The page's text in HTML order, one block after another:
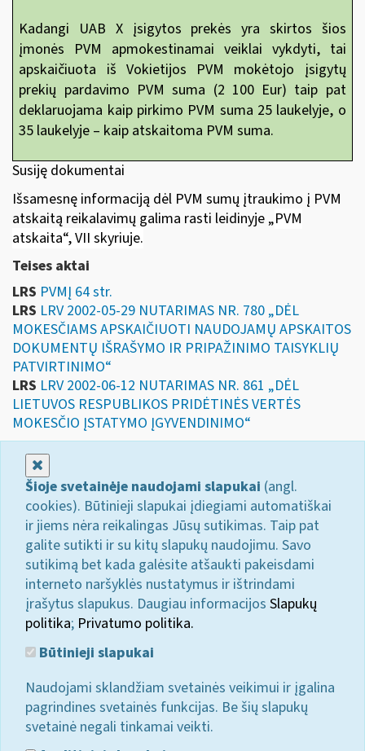
Kadangi UAB X įsigytos prekės yra skirtos šios
įmonės PVM apmokestinamai veiklai vykdyti, tai
apskaičiuota iš Vokietijos PVM mokėtojo įsigytų
prekių pardavimo PVM suma (2 100 Eur) taip pat
deklaruojama kaip pirkimo PVM suma 25 laukelyje, o
35 laukelyje – kaip atskaitoma PVM suma.
Susiję dokumentai
Išsamesnę informaciją dėl PVM sumų įtraukimo į PVM
atskaitą reikalavimų galima rasti leidinyje „PVM
atskaita“, VII skyriuje.
Teises aktai
LRS PVMĮ 64 str.
LRS LRV 2002-05-29 NUTARIMAS NR. 780 „DĖL
MOKESČIAMS APSKAIČIUOTI NAUDOJAMŲ APSKAITOS
DOKUMENTŲ IŠRAŠYMO IR PRIPAŽINIMO TAISYKLIŲ
PATVIRTINIMO“
LRS LRV 2002-06-12 NUTARIMAS NR. 861 „DĖL
LIETUVOS RESPUBLIKOS PRIDĖTINĖS VERTĖS
MOKESČIO ĮSTATYMO ĮGYVENDINIMO“
Šioje svetainėje naudojami slapukai (angl.
cookies). Būtinieji slapukai įdiegiami automatiškai
ir jiems nėra reikalingas Jūsų sutikimas. Taip pat
galite sutikti ir su kitų slapukų naudojimu. Savo
sutikimą bet kada galėsite atšaukti pakeisdami
interneto naršyklės nustatymus ir ištrindami
įrašytus slapukus. Daugiau informacijos Slapukų
politika; Privatumo politika.
Būtinieji slapukai
Naudojami sklandžiam svetainės veikimui ir įgalina
pagrindines svetainės funkcijas. Be šių slapukų
svetainė negali tinkamai veikti.